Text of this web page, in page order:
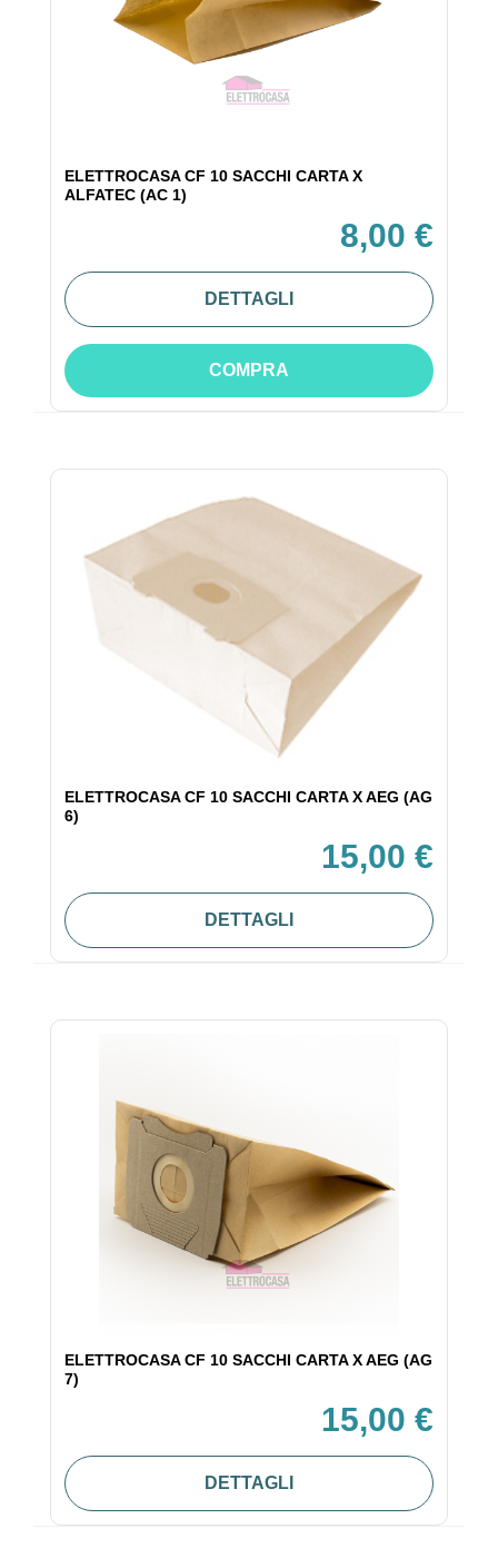
ELETTROCASA CF 10 SACCHI CARTA X
ALFATEC (AC 1)
8,00 €
DETTAGLI
COMPRA
ELETTROCASA CF 10 SACCHI CARTA X AEG (AG
6)
15,00 €
DETTAGLI
ELETTROCASA CF 10 SACCHI CARTA X AEG (AG
7)
15,00 €
DETTAGLI